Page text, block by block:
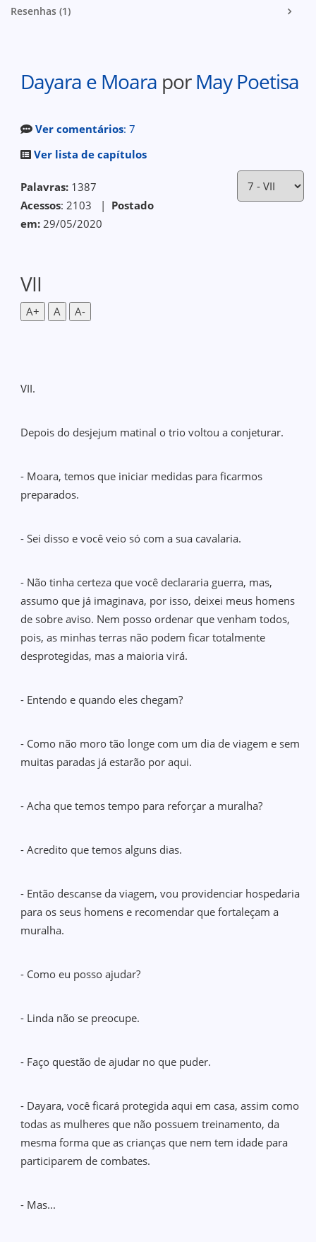
Resenhas (1)
Dayara e Moara porMay Poetisa
Ver comentários: 7
Ver lista de capítulos
Palavras: 1387
Acessos: 2103 | Postado
em: 29/05/2020
VII
A+ A A-
VII.
Depois do desjejum matinal o trio voltou a conjeturar.
- Moara, temos que iniciar medidas para ficarmos
preparados.
- Sei disso e você veio só com a sua cavalaria.
- Não tinha certeza que você declararia guerra, mas,
assumo que já imaginava, por isso, deixei meus homens
de sobre aviso. Nem posso ordenar que venham todos,
pois, as minhas terras não podem ficar totalmente
desprotegidas, mas a maioria virá.
- Entendo e quando eles chegam?
- Como não moro tão longe com um dia de viagem e sem
muitas paradas já estarão por aqui.
- Acha que temos tempo para reforçar a muralha?
- Acredito que temos alguns dias.
- Então descanse da viagem, vou providenciar hospedaria
para os seus homens e recomendar que fortaleçam a
muralha.
- Como eu posso ajudar?
- Linda não se preocupe.
- Faço questão de ajudar no que puder.
- Dayara, você ficará protegida aqui em casa, assim como
todas as mulheres que não possuem treinamento, da
mesma forma que as crianças que nem tem idade para
participarem de combates.
- Mas...